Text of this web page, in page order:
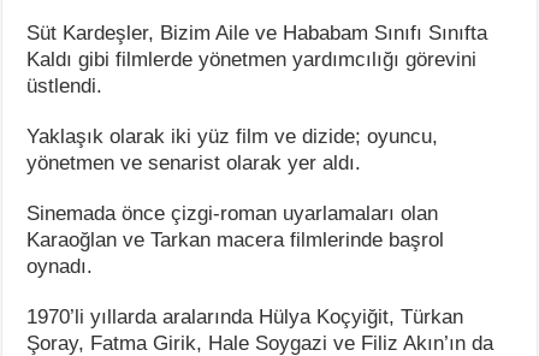
Süt Kardeşler, Bizim Aile ve Hababam Sınıfı Sınıfta
Kaldı gibi filmlerde yönetmen yardımcılığı görevini
üstlendi.
Yaklaşık olarak iki yüz film ve dizide; oyuncu,
yönetmen ve senarist olarak yer aldı.
Sinemada önce çizgi-roman uyarlamaları olan
Karaoğlan ve Tarkan macera filmlerinde başrol
oynadı.
1970’li yıllarda aralarında Hülya Koçyiğit, Türkan
Şoray, Fatma Girik, Hale Soygazi ve Filiz Akın’ın da